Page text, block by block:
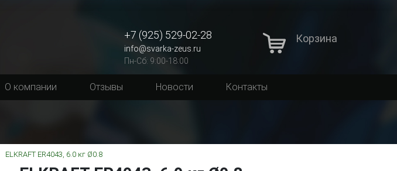
+7 (925) 529-02-28
info@svarka-zeus.ru
Пн-Сб: 9:00-18:00
Корзина
О компании Отзывы Новости Контакты
ELKRAFT ER4043, 6.0 кг Ø0.8